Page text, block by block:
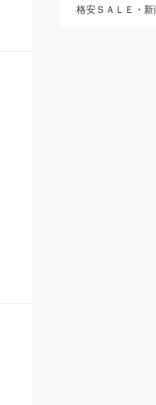
格安ＳＡＬＥ・新